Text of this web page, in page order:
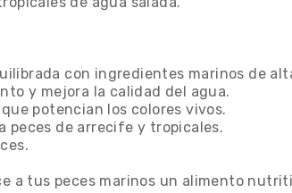
con ingredientes marinos de
y mejora la calidad del agua.
potencian los colores vivos.
peces de arrecife y tropicales.
a tus peces marinos un alimento